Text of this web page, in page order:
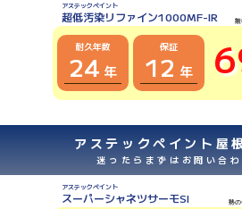
アステックペイント
超低汚染リファイン1000MF-IR 無
耐久年数
24 年
保証
12 年
アステックペイント屋
迷ったらまずはお問い合わ
アステックペイント
スーパーシャネツサーモSI 熱の